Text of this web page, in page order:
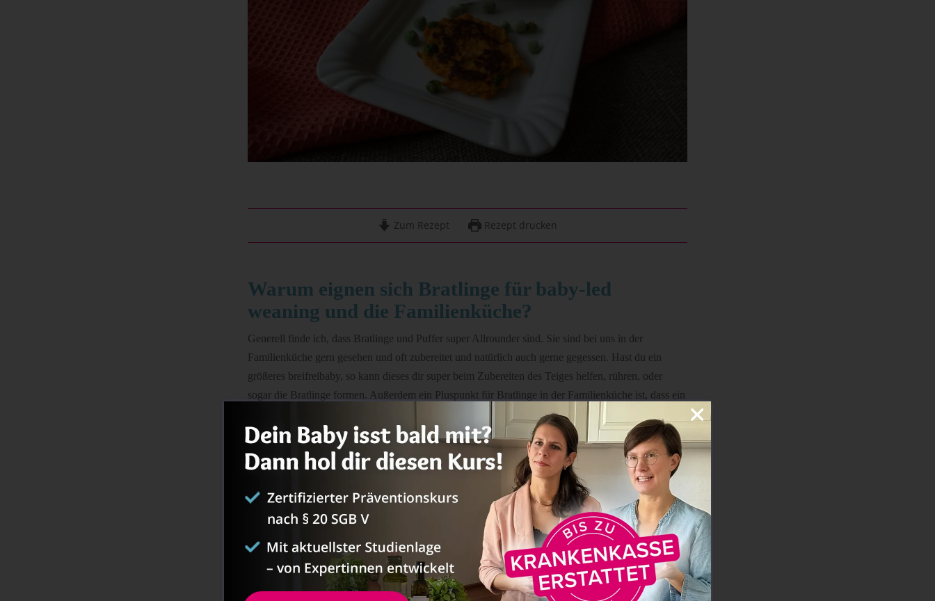
Zum Rezept Rezept drucken
Warum eignen sich Bratlinge für baby-led
weaning und die Familienküche?
Generell finde ich, dass Bratlinge und Puffer super Allrounder sind. Sie sind bei uns in der
Familienküche gern gesehen und oft zubereitet und natürlich auch gerne gegessen. Hast du ein
größeres breifreibaby, so kann dieses dir super beim Zubereiten des Teiges helfen, rühren, oder
sogar die Bratlinge formen. Außerdem ein Pluspunkt für Bratlinge in der Familienküche ist, dass ein
Grundteig zubereitet wird und dann unterschiedlich gewürzt werden kann, so kannst du erst für dein
Baby Bratlinge zubereiten und anschließend würzen, um sie für euch mit etwas mehr Pfiff
abzuwandeln. Ein weiterer Punkt für Bratlinge ist, dass man darin super Reste verwerten kann, nicht
nur diverse Reste aus dem Kühlschrank sondern z.B. auch (Reste) von eingefrorenem Brei oder
Gläschen, die übrig sind oder nie gewollt wurden.
Weitere Gründe, warum ich so begeistert von den runden Leckerbissen bin möchte ich dir
aufzählen.
Kann man Bratlinge vorbereiten?